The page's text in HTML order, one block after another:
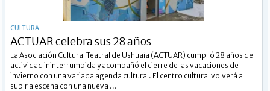
CULTURA
ACTUAR celebra sus 28 años
La Asociación Cultural Teatral de Ushuaia (ACTUAR) cumplió 28 años de
actividad ininterrumpida y acompañó el cierre de las vacaciones de
invierno con una variada agenda cultural. El centro cultural volverá a
subir a escena con una nueva ...